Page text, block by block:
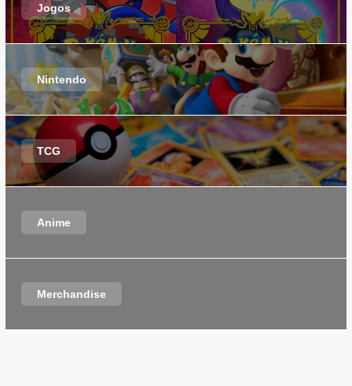
Jogos
Nintendo
TCG
Anime
Merchandise